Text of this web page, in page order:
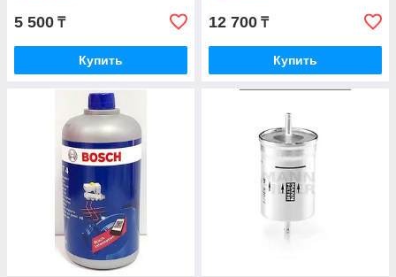
5 500 ₸
Купить
12 700 ₸
Купить